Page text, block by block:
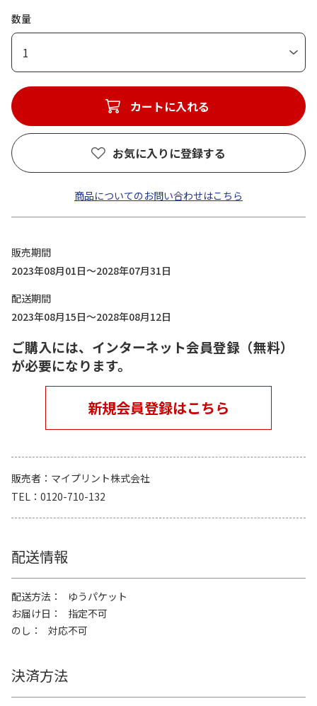
数量
1
カートに入れる
お気に入りに登録する
商品についてのお問い合わせはこちら
販売期間
2023年08月01日～2028年07月31日
配送期間
2023年08月15日～2028年08月12日
ご購入には、インターネット会員登録（無料）
が必要になります。
新規会員登録はこちら
販売者
マイプリント株式会社
TEL
0120-710-132
配送情報
配送方法
ゆうパケット
お届け日
指定不可
のし
対応不可
決済方法